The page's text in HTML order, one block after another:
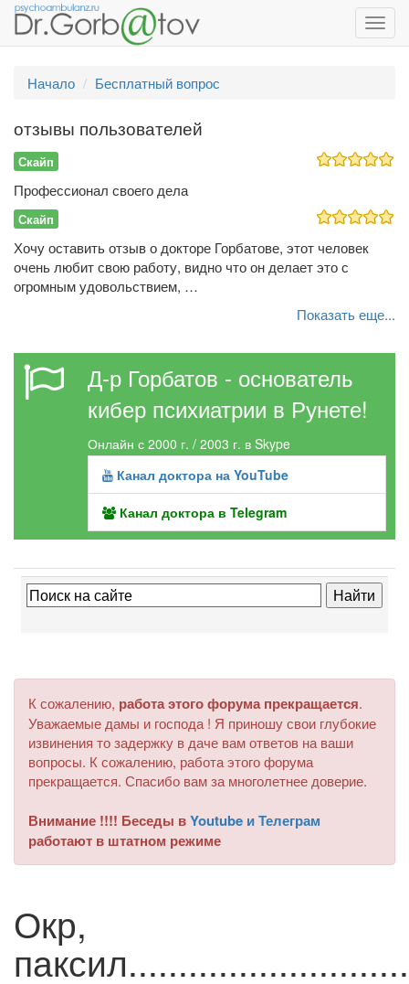
Начало
Бесплатный вопрос
отзывы пользователей
Скайп
Профессионал своего дела
Скайп
Хочу оставить отзыв о докторе Горбатове, этот человек
очень любит свою работу, видно что он делает это с
огромным удовольствием, …
Показать еще...
Д-р Горбатов - основатель
кибер психиатрии в Рунете!
Онлайн с 2000 г. / 2003 г. в Skype
Канал доктора на YouTube
Канал доктора в Telegram
К сожалению, работа этого форума прекращается.
Уважаемые дамы и господа ! Я приношу свои глубокие
извинения то задержку в даче вам ответов на ваши
вопросы. К сожалению, работа этого форума
прекращается. Спасибо вам за многолетнее доверие.
Внимание !!!! Беседы вYoutube и Телеграм
работают в штатном режиме
Окр,